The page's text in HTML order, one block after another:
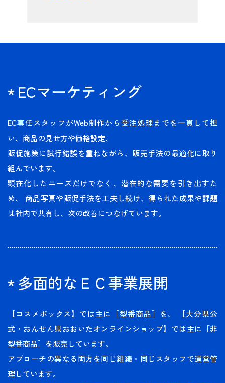
ECマーケティング
EC専任スタッフがWeb制作から受注処理までを一貫して担
い、商品の見せ方や価格設定、
販促施策に試行錯誤を重ねながら、販売手法の最適化に取り
組んでいます。
顕在化したニーズだけでなく、潜在的な需要を引き出すた
め、
商品写真や販促手法を工夫し続け、得られた成果や課題
は社内で共有し、次の改善につなげています。
多面的なＥＣ事業展開
【コスメボックス】では主に［型番商品］を、
【大分県公
式・おんせん県おおいたオンラインショップ】では主に［非
型番商品］を販売しています。
アプローチの異なる両方を同じ組織・同じスタッフで運営管
理しています。